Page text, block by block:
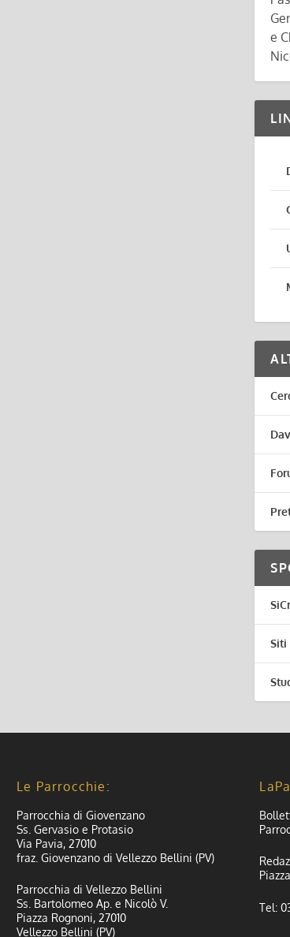
e
Siti
Le Parrocchie:
Parrocchia di Giovenzano
Ss. Gervasio e Protasio
Via Pavia, 27010
fraz. Giovenzano di Vellezzo Bellini (PV)
Parrocchia di Vellezzo Bellini
Ss. Bartolomeo Ap. e Nicolò V.
Piazza Rognoni, 27010
Vellezzo Bellini (PV)
Tel: